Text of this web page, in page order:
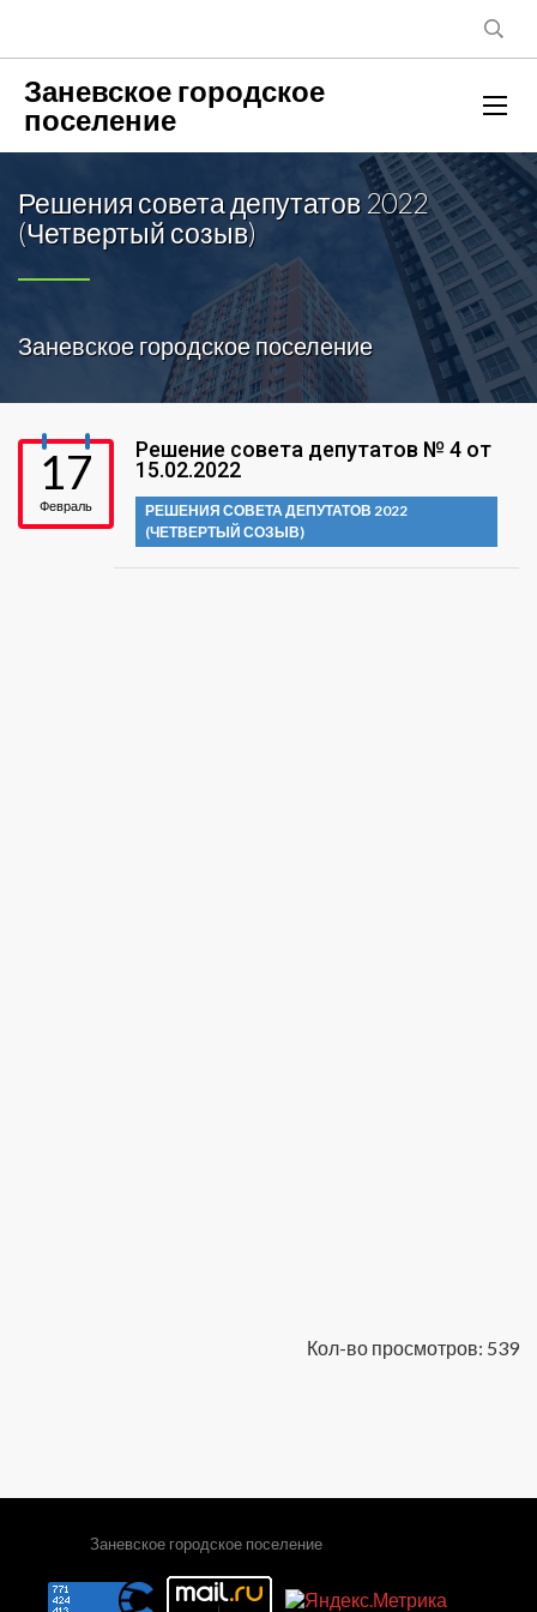
Заневское городское
поселение
Решения совета депутатов 2022
(Четвертый созыв)
Заневское городское поселение
17
Февраль
Решение совета депутатов № 4 от
15.02.2022
РЕШЕНИЯ СОВЕТА ДЕПУТАТОВ 2022
(ЧЕТВЕРТЫЙ СОЗЫВ)
Кол-во просмотров: 539
Заневское городское поселение